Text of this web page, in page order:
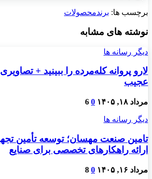
برچسب ها: برندمحصولات
نوشته های مشابه
دیگر رسانه ها
لارو پروانه کله‌مرده را ببینید +
عجیب
مرداد ۱۸, ۱۴۰۵ 0
6
دیگر رسانه ها
تامین صنعت مهسان؛ توسعه تأمین
ارائه راهکارهای تخصصی برای صنایع
مرداد ۱۶, ۱۴۰۵ 0
8